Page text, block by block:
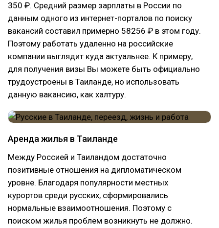
350 ₽. Средний размер зарплаты в России по
данным одного из интернет-порталов по поиску
вакансий составил примерно 58256 ₽ в этом году.
Поэтому работать удаленно на российские
компании выглядит куда актуальнее. К примеру,
для получения визы Вы можете быть официально
трудоустроены в Таиланде, но использовать
данную вакансию, как халтуру.
Аренда жилья в Таиланде
Между Россией и Таиландом достаточно
позитивные отношения на дипломатическом
уровне. Благодаря популярности местных
курортов среди русских, сформировались
нормальные взаимоотношения. Поэтому с
поиском жилья проблем возникнуть не должно.